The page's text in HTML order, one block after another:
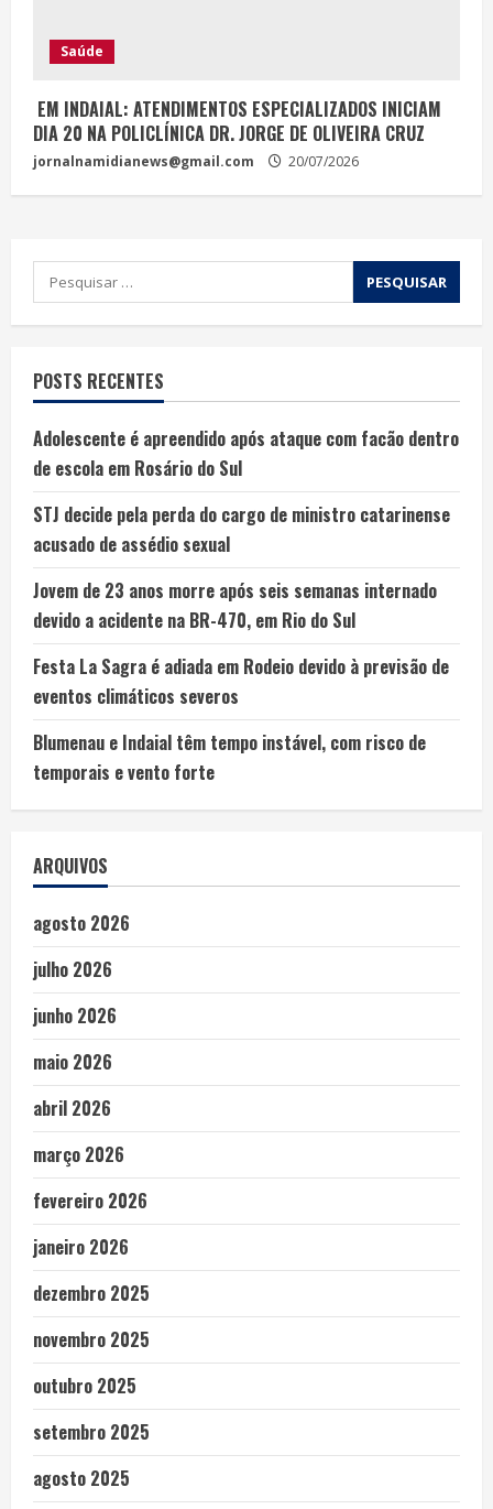
Saúde
EM INDAIAL: ATENDIMENTOS ESPECIALIZADOS INICIAM
DIA 20 NA POLICLÍNICA DR. JORGE DE OLIVEIRA CRUZ
jornalnamidianews@gmail.com 20/07/2026
POSTS RECENTES
Adolescente é apreendido após ataque com facão dentro
de escola em Rosário do Sul
STJ decide pela perda do cargo de ministro catarinense
acusado de assédio sexual
Jovem de 23 anos morre após seis semanas internado
devido a acidente na BR-470, em Rio do Sul
Festa La Sagra é adiada em Rodeio devido à previsão de
eventos climáticos severos
Blumenau e Indaial têm tempo instável, com risco de
temporais e vento forte
ARQUIVOS
agosto 2026
julho 2026
junho 2026
maio 2026
abril 2026
março 2026
fevereiro 2026
janeiro 2026
dezembro 2025
novembro 2025
outubro 2025
setembro 2025
agosto 2025